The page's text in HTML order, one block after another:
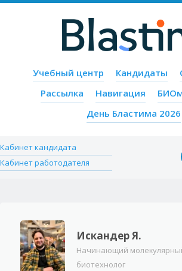
Меню
Пропустить содержимое
Учебный центр Кандидаты
Рассылка
Навигация
День Бластима 2026
Кабинет кандидата
Кабинет работодателя
Искандер Я.
Начинающий
биотехнолог